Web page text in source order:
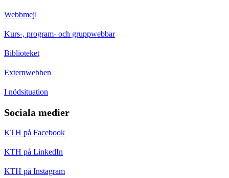
Webbmejl
Kurs-, program- och gruppwebbar
Biblioteket
Externwebben
I nödsituation
Sociala medier
KTH på Facebook
KTH på LinkedIn
KTH på Instagram